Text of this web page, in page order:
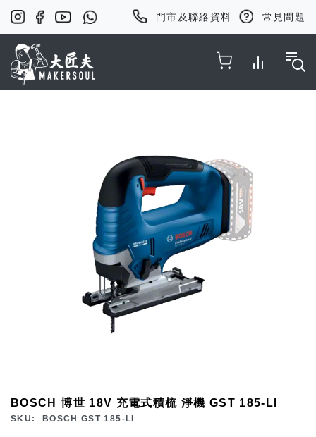
門市及聯絡資料 常見問題
BOSCH 博世 18V 充電式積梳 淨機 GST 185-LI
SKU BOSCH GST 185-LI